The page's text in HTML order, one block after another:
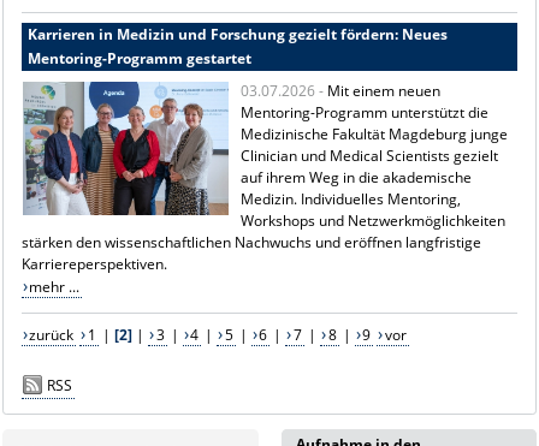
Karrieren in Medizin und Forschung gezielt fördern: Neues
Mentoring-Programm gestartet
03.07.2026 - Mit einem neuen
Mentoring-Programm unterstützt die
Medizinische Fakultät Magdeburg junge
Clinician und Medical Scientists gezielt
auf ihrem Weg in die akademische
Medizin. Individuelles Mentoring,
Workshops und Netzwerkmöglichkeiten
stärken den wissenschaftlichen Nachwuchs und eröffnen langfristige
Karriereperspektiven.
mehr ...
zurück 1 | [2]| 3 | 4 | 5 | 6 | 7 | 8 | 9 vor
RSS